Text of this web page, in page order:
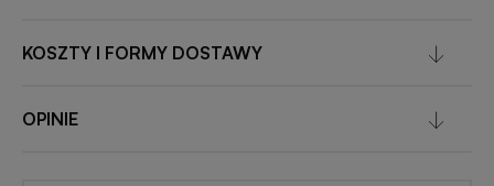
KOSZTY I FORMY DOSTAWY
OPINIE